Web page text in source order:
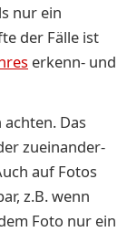
nur ein
der Fälle ist
erkenn- und
Das
zueinander-
auf Fotos
z.B. wenn
Foto nur ein